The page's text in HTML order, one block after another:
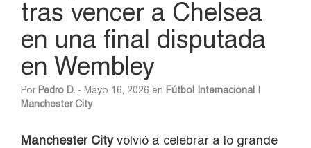
tras vencer a Chelsea
en una final disputada
en Wembley
Por Pedro D. - Mayo 16, 2026 en Fútbol Internacional
Manchester City
Manchester City volvió a celebrar a lo grande